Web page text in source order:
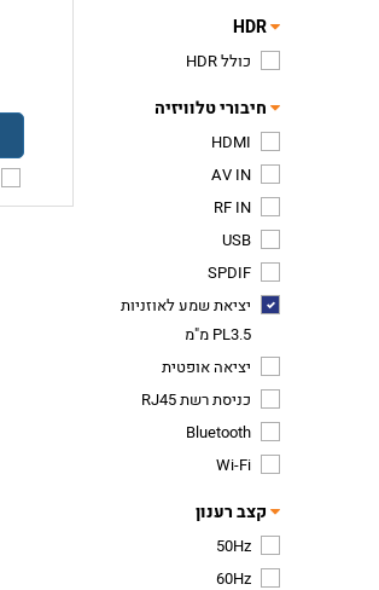
HDR
כולל HDR
חיבורי טלוויזיה
HDMI
AV IN
RF IN
USB
SPDIF
יציאת שמע לאוזניות
PL3.5 מ"מ
יציאה אופטית
כניסת רשת RJ45
Bluetooth
Wi-Fi
קצב רענון
50Hz
60Hz